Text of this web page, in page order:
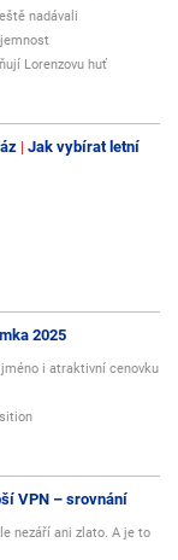
nadávali
Lorenzovu huť
Jak vybírat letní
2025
i atraktivní cenovku
VPN – srovnání
nezáří ani zlato. A je to